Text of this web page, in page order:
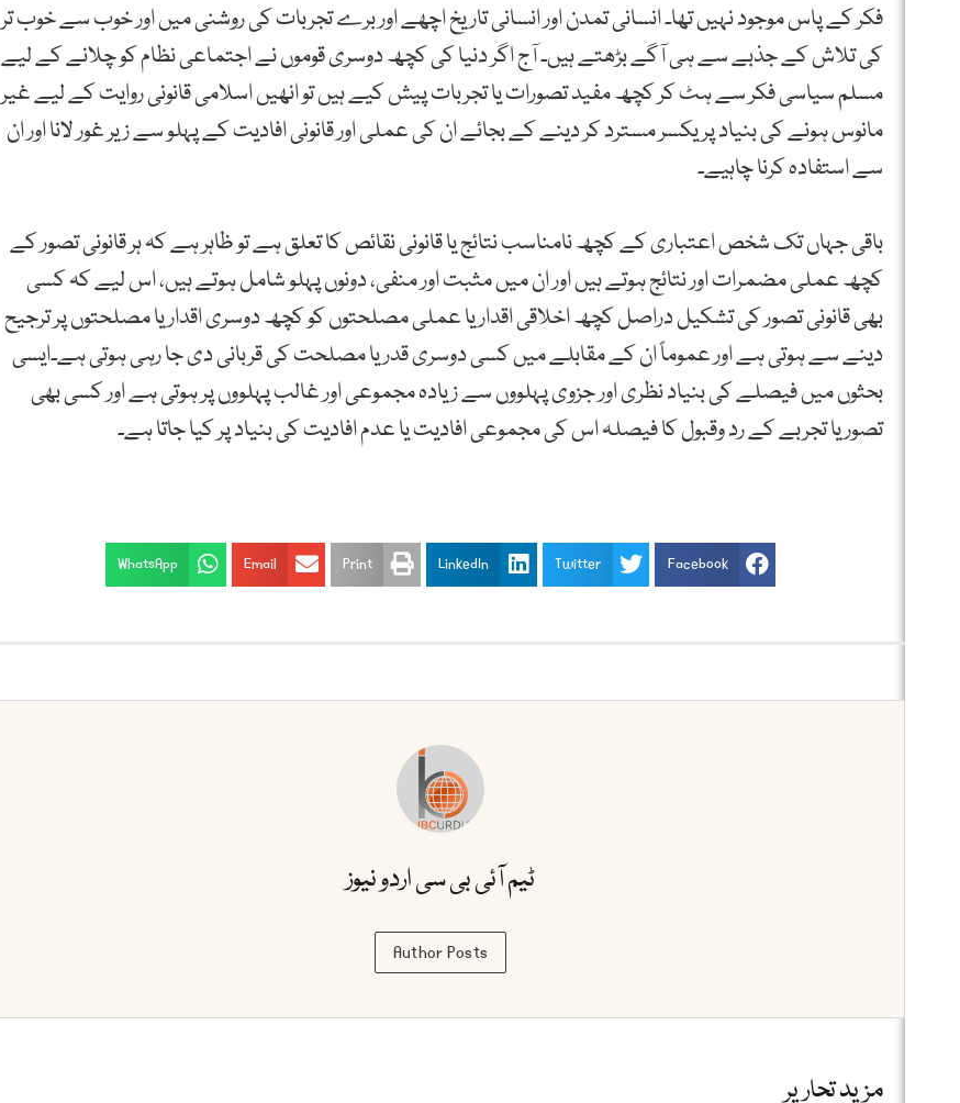
فکر کے پاس موجود نہیں تھا۔ انسانی تمدن اور انسانی تاریخ اچھے اور برے تجربات کی روشنی میں اور خوب سے خوب تر
کی تلاش کے جذبے سے ہی آگے بڑھتے ہیں۔ آج اگر دنیا کی کچھ دوسری قوموں نے اجتماعی نظام کو چلانے کے لیے
مسلم سیاسی فکر سے ہٹ کر کچھ مفید تصورات یا تجربات پیش کیے ہیں تو انھیں اسلامی قانونی روایت کے لیے غیر
مانوس ہونے کی بنیاد پر یکسر مسترد کر دینے کے بجائے ان کی عملی اور قانونی افادیت کے پہلو سے زیر غور لانا اور ان
سے استفادہ کرنا چاہیے۔
باقی جہاں تک شخص اعتباری کے کچھ نامناسب نتائج یا قانونی نقائص کا تعلق ہے تو ظاہر ہے کہ ہر قانونی تصور کے
کچھ عملی مضمرات اور نتائج ہوتے ہیں اور ان میں مثبت اور منفی، دونوں پہلو شامل ہوتے ہیں، اس لیے کہ کسی
بھی قانونی تصور کی تشکیل دراصل کچھ اخلاقی اقدار یا عملی مصلحتوں کو کچھ دوسری اقدار یا مصلحتوں پر ترجیح
دینے سے ہوتی ہے اور عموماً ان کے مقابلے میں کسی دوسری قدر یا مصلحت کی قربانی دی جا رہی ہوتی ہے۔ایسی
بحثوں میں فیصلے کی بنیاد نظری اور جزوی پہلووں سے زیادہ مجموعی اور غالب پہلووں پر ہوتی ہے اور کسی بھی
تصور یا تجربے کے رد وقبول کا فیصلہ اس کی مجموعی افادیت یا عدم افادیت کی بنیاد پر کیا جاتا ہے۔
Facebook
Twitter
LinkedIn
Print
Email
WhatsApp
ٹیم آئی بی سی اردو نیوز
Author Posts
مزید تحاریر